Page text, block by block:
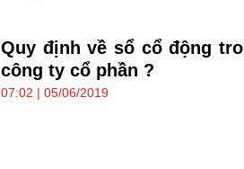
Quy định về sổ cổ động
công ty cổ phần ?
07:02 | 05/06/2019